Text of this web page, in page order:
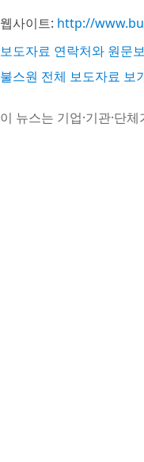
웹사이트: http://
보도자료 연락처와 원문
불스원 전체 보도자료 보
이 뉴스는 기업·기관·단